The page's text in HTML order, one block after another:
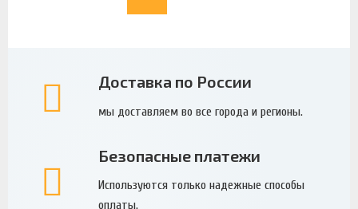
Доставка по России
мы доставляем во все города и регионы.
Безопасные платежи
Используются только надежные способы
оплаты.